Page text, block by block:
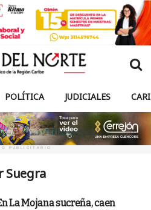
POLÍTICA JUDICIALES
PUBLICITARIO
Suegra
La Mojana sucreña, caen